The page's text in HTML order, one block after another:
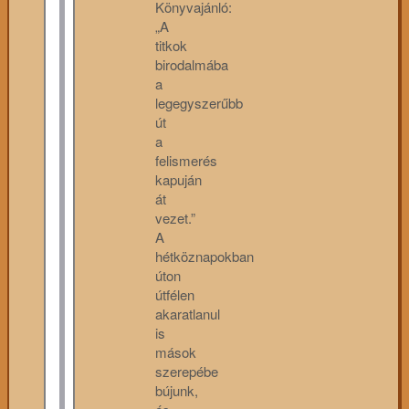
Könyvajánló:
„A
titkok
birodalmába
a
legegyszerűbb
út
a
felismerés
kapuján
át
vezet.”
A
hétköznapokban
úton
útfélen
akaratlanul
is
mások
szerepébe
bújunk,